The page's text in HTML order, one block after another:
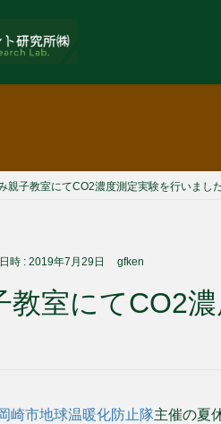
親子教室にてCO2濃度測定実験を行いまし
時 : 2019年7月29日 gfken
教室にてCO2
崎市地球温暖化防止隊主催の夏